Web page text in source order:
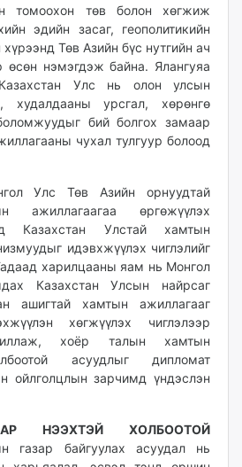
томоохон төв болон хөгжиж
эдийн засаг, геополитикийн
Төв Азийн бүс нутгийн ач
өсөн нэмэгдэж байна. Ялангуяа
Улс нь олон улсын
худалдааны урсгал, хөрөнгө
бий болгох замаар
чухал тулгуур болоод
Улс Төв Азийн орнуудтай
ажиллагаагаа өргөжүүлэх
Казахстан Улстай хамтын
идэвхжүүлэх чиглэлийг
харилцааны яам нь Монгол
Казахстан Улсын найрсаг
ашигтай хамтын ажиллагааг
хөгжүүлэх чиглэлээр
хоёр талын хамтын
асуудлыг дипломат
ойлголцлын зарчимд үндэслэн
НЭЭХТЭЙ ХОЛБООТОЙ
газар байгуулах асуудал нь